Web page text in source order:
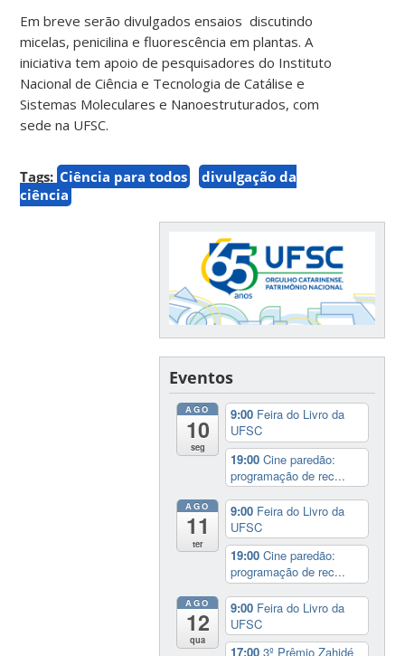
Em breve serão divulgados ensaios discutindo
micelas, penicilina e fluorescência em plantas. A
iniciativa tem apoio de pesquisadores do Instituto
Nacional de Ciência e Tecnologia de Catálise e
Sistemas Moleculares e Nanoestruturados, com
sede na UFSC.
Tags: Ciência para todos
divulgação da
ciência
Eventos
AGO
10
seg
9:00 Feira do Livro da
UFSC
19:00Cine paredão:
programação de rec...
AGO
11
ter
9:00 Feira do Livro da
UFSC
19:00Cine paredão:
programação de rec...
AGO
12
qua
9:00 Feira do Livro da
UFSC
17:003º Prêmio Zahidé